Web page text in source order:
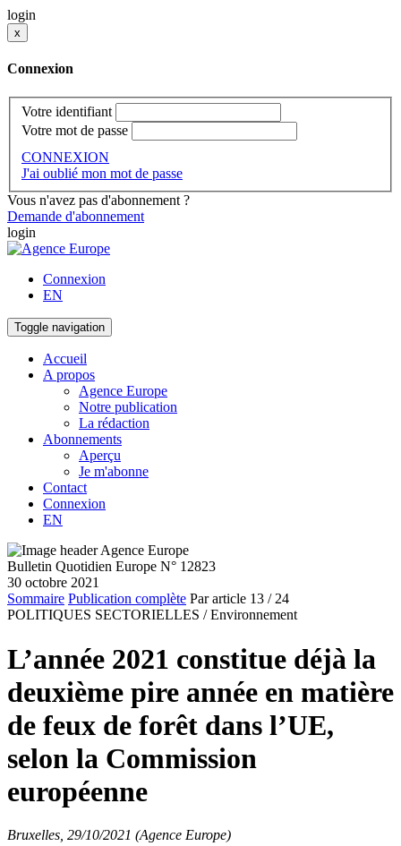
login
x
Connexion
Votre identifiant
Votre mot de passe
CONNEXION
J'ai oublié mon mot de passe
Vous n'avez pas d'abonnement ?
Demande d'abonnement
login
Connexion
EN
Toggle navigation
Accueil
A propos
Agence Europe
Notre publication
La rédaction
Abonnements
Aperçu
Je m'abonne
Contact
Connexion
EN
Bulletin Quotidien Europe N° 12823
30 octobre 2021
Sommaire Publication complète Par article 13 / 24
POLITIQUES SECTORIELLES / Environnement
L’année 2021 constitue déjà la
deuxième pire année en matière
de feux de forêt dans l’UE,
selon la Commission
européenne
Bruxelles, 29/10/2021 (Agence Europe)